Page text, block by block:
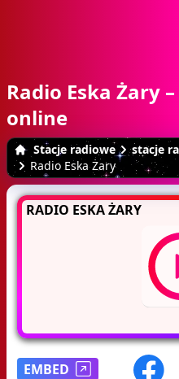
Radio Eska Żary
online
Stacje radiowe stacje
Radio Eska Żary
RADIO ESKA ŻARY
EMBED